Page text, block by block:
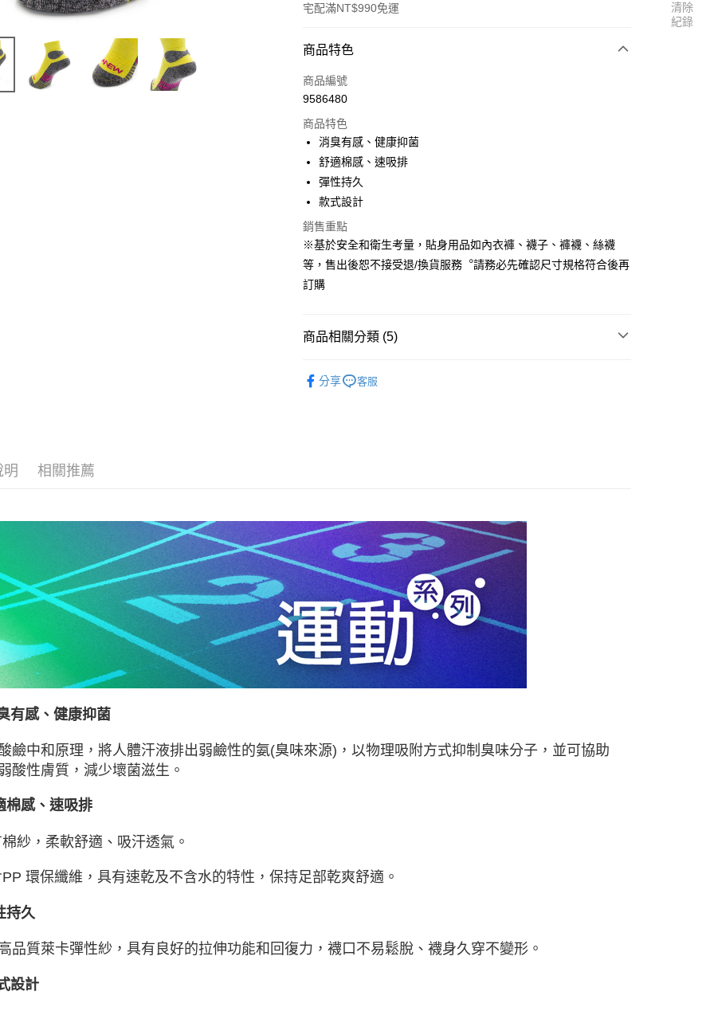
宅配滿NT$990免運
付款方式
信用卡一次付款
Apple Pay
悠遊付
Google Pay
全盈+PAY
宅配
付款後門市自取
商品特色
商品編號
9586480
商品特色
消臭有感、健康抑菌
舒適棉感、速吸排
彈性持久
款式設計
銷售重點
※基於安全和衛生考量，貼身用品如內衣褲、襪子、褲襪、絲襪
等，售出後恕不接受退/換貨服務︒請務必先確認尺寸規格符合後再
訂購
商品相關分類 (5)
分享 客服
明 相關推薦
有感、健康抑菌
鹼中和原理，將人體汗液排出弱鹼性的氨(臭味來源)，以物理吸附方式抑制臭味分子，並可協助
酸性膚質，減少壞菌滋生。
棉感、速吸排
棉紗，柔軟舒適、吸汗透氣。
PP 環保纖維，具有速乾及不含水的特性，保持足部乾爽舒適。
持久
品質萊卡彈性紗，具有良好的拉伸功能和回復力，襪口不易鬆脫、襪身久穿不變形。
設計
清除
紀錄